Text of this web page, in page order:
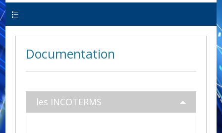
Documentation
les INCOTERMS